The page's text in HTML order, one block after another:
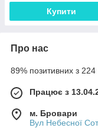
Купити
Про нас
89% позитивних з 224
Працює з
м. Бровари
Вул Небесної